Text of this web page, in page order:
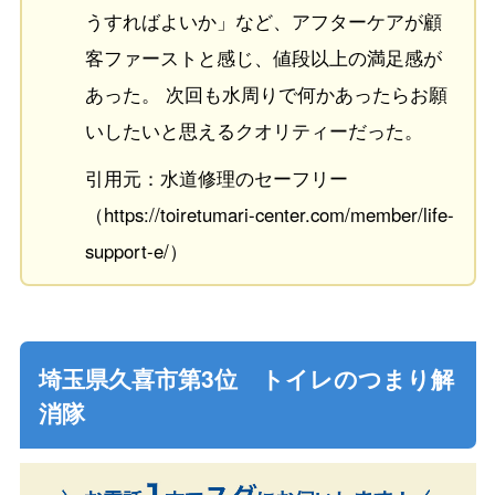
うすればよいか」など、アフターケアが顧
客ファーストと感じ、値段以上の満足感が
あった。 次回も水周りで何かあったらお願
いしたいと思えるクオリティーだった。
引用元：水道修理のセーフリー
（https://toiretumari-center.com/member/life-
support-e/）
埼玉県久喜市第3位 トイレのつまり解
消隊